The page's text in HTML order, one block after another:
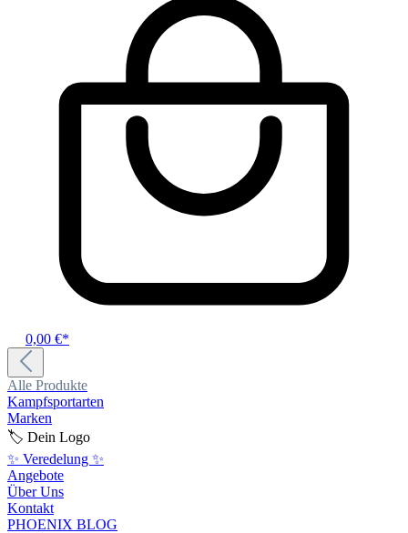
0,00 €*
Alle Produkte
Kampfsportarten
Marken
🏷️ Dein Logo
✨ Veredelung ✨
Angebote
Über Uns
Kontakt
PHOENIX BLOG